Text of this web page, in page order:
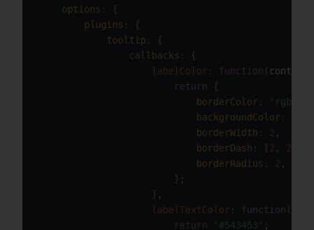
options :
{
plugins :
{
tooltip :
{
callbacks :
{
labelColor : function (context
return
{
borderColor :
'rgb(0,
backgroundColor :
borderWidth : 2 ,
borderDash : [2 , 2
borderRadius : 2 ,
} ;
} ,
labelTextColor : function (
return
'#543453' ;